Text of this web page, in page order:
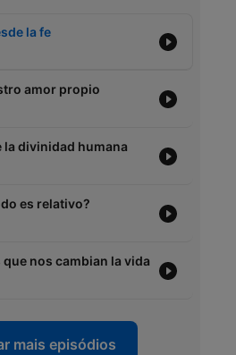
la fe
amor propio
la divinidad humana
es relativo?
nos cambian la vida
mais episódios